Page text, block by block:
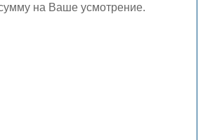
на Ваше усмотрение.